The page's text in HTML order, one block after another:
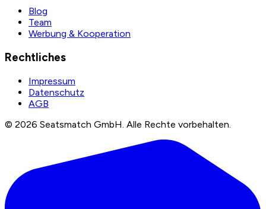
Blog
Team
Werbung & Kooperation
Rechtliches
Impressum
Datenschutz
AGB
© 2026 Seatsmatch GmbH. Alle Rechte vorbehalten.